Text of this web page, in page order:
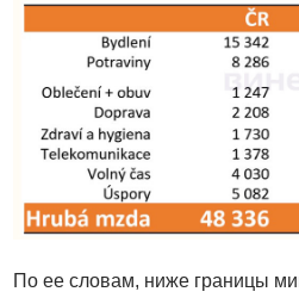
По ее словам, ниже границы